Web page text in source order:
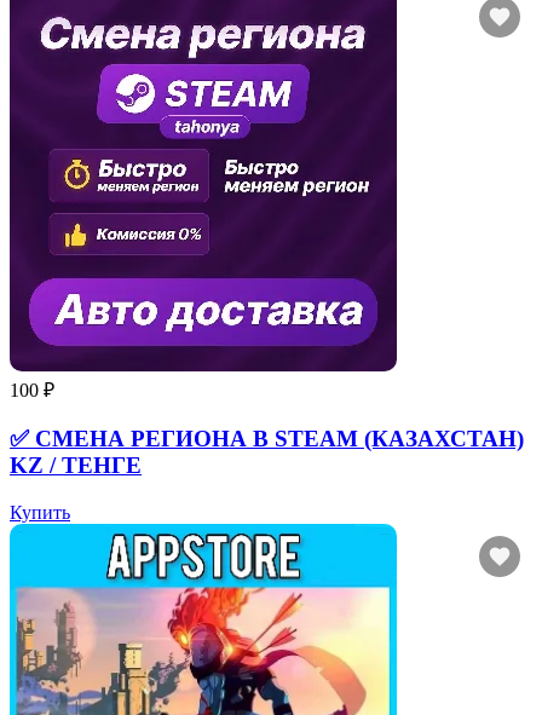
100 ₽
✅ СМЕНА РЕГИОНА В STEAM (КАЗАХСТАН)
KZ / ТЕНГЕ
Купить